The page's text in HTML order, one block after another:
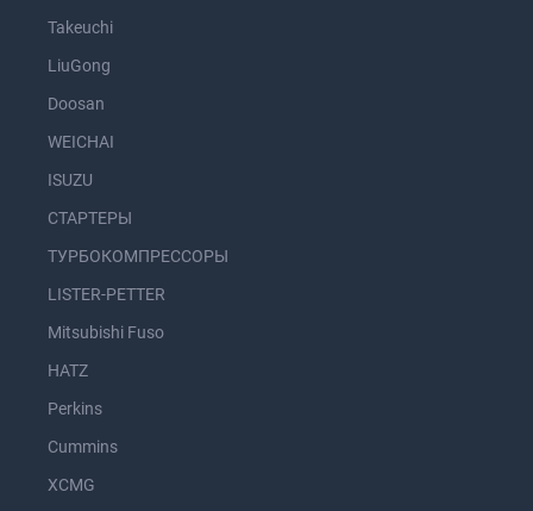
Takeuchi
LiuGong
Doosan
WEICHAI
ISUZU
СТАРТЕРЫ
ТУРБОКОМПРЕССОРЫ
LISTER-PETTER
Mitsubishi Fuso
HATZ
Perkins
Cummins
XCMG